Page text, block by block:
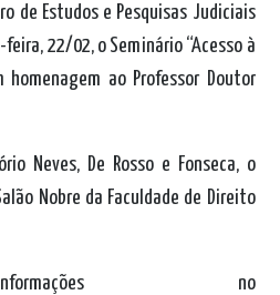
de Estudos e Pesquisas Judiciais
22/02, o Seminário “Acesso à
homenagem ao Professor Doutor
Neves, De Rosso e Fonseca, o
Nobre da Faculdade de Direito
no